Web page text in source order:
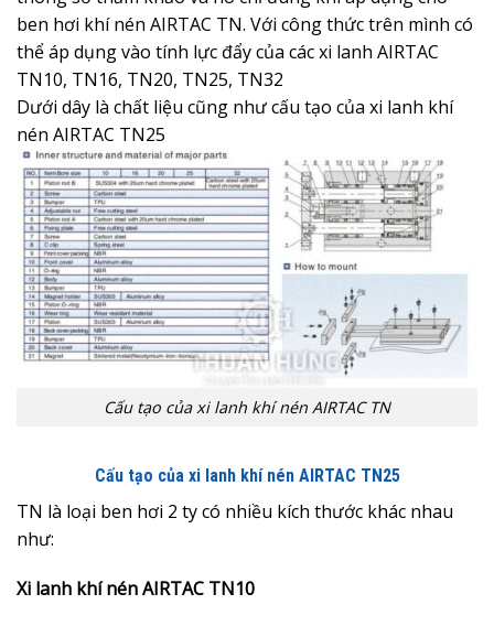
ben hơi khí nén AIRTAC TN. Với công thức trên mình có
thể áp dụng vào tính lực đẩy của các xi lanh AIRTAC
TN10, TN16, TN20, TN25, TN32
Dưới dây là chất liệu cũng như cấu tạo của xi lanh khí
nén AIRTAC TN25
Cấu tạo của xi lanh khí nén AIRTAC TN
Cấu tạo của xi lanh khí nén AIRTAC TN25
TN là loại ben hơi 2 ty có nhiều kích thước khác nhau
như:
Xi lanh khí nén AIRTAC TN10